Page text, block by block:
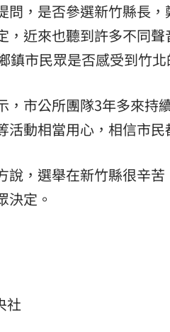
問，是否參選新竹縣長
，近來也聽到許多不同
鎮市民眾是否感受到竹北
，市公所團隊3年多來持
活動相當用心，相信市民
說，選舉在新竹縣很辛
決定。
社